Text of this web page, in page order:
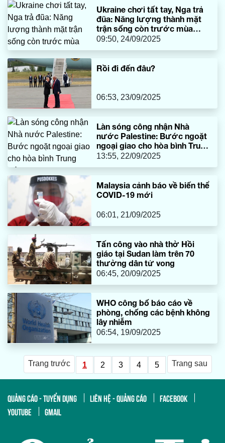
Ukraine chơi tất tay, Nga trả
đũa: Năng lượng thành mặt
trận sống còn trước mùa
đông
09:50, 24/09/2025
Rồi đi đến đâu?
06:53, 23/09/2025
Làn sóng công nhận Nhà
nước Palestine: Bước ngoặt
ngoại giao cho hòa bình Trung
Đông
13:55, 22/09/2025
Malaysia cảnh báo về biến thể
COVID-19 mới
06:01, 21/09/2025
Tấn công vào nhà thờ Hồi
giáo tại Sudan làm trên 70
thường dân tử vong
06:45, 20/09/2025
WHO công bố báo cáo về
phòng, chống các bệnh không
lây nhiễm
06:54, 19/09/2025
Trang trước 1 2 3 4 5 Trang sau
QUẢNG CÁO - TUYỂN DỤNG LIÊN HỆ - QUẢNG CÁO
FACEBOOK
YOUTUBE
GMAIL